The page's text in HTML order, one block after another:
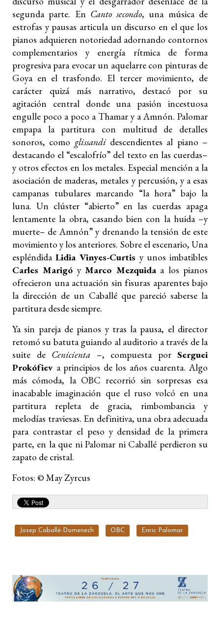
segunda parte. En Canto secondo, una música de
estrofas y pausas articula un discurso en el que los
pianos adquieren notoriedad adornando contornos
complementarios y energía rítmica de forma
progresiva para evocar un aquelarre con pinturas de
Goya en el trasfondo. El tercer movimiento, de
carácter quizá más narrativo, destacó por su
agitación central donde una pasión incestuosa
engulle poco a poco a Thamar y a Amnón. Palomar
empapa la partitura con multitud de detalles
sonoros, como glissandi descendientes al piano –
destacando el “escalofrío” del texto en las cuerdas–
y otros efectos en los metales. Especial mención a la
asociación de maderas, metales y percusión, y a esas
campanas tubulares marcando “la hora” bajo la
luna. Un clúster “abierto” en las cuerdas apaga
lentamente la obra, casando bien con la huida –y
muerte– de Amnón” y drenando la tensión de este
movimiento y los anteriores. Sobre el escenario, Una
espléndida Lidia Vinyes-Curtis y unos imbatibles
Carles Marigó yMarco Mezquidaa los pianos
ofrecieron una actuación sin fisuras aparentes bajo
la dirección de un Caballé que pareció saberse la
partitura desde siempre.
Ya sin pareja de pianos y tras la pausa, el director
retomó su batuta guiando al auditorio a través de la
suite de Cenicienta –, compuesta por Serguei
Prokófiev a principios de los años cuarenta. Algo
más cómoda, la OBC recorrió sin sorpresas esa
inacabable imaginación que el ruso volcó en una
partitura repleta de gracia, rimbombancia y
melodías traviesas. En definitiva, una obra adecuada
para contrastar el peso y densidad de la primera
parte, en la que ni Palomar ni Caballé perdieron su
zapato de cristal.
Fotos: © May Zyrcus
Josep Caballé-Domenech OBC Enric Palomar